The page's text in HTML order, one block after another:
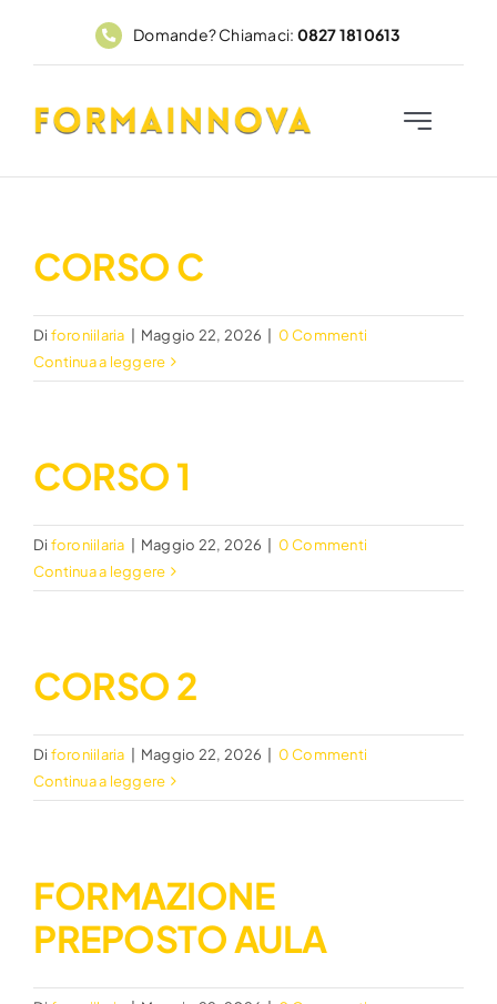
Domande? Chiamaci: 0827 1810613
Toggle
Home
Corsi
FadFormainnova
Contatti
CORSO C
Di foroniilaria Maggio 22, 2026
0 Commenti
Continua a leggere
CORSO 1
Di foroniilaria Maggio 22, 2026
0 Commenti
Continua a leggere
CORSO 2
Di foroniilaria Maggio 22, 2026
0 Commenti
Continua a leggere
FORMAZIONE
PREPOSTO AULA